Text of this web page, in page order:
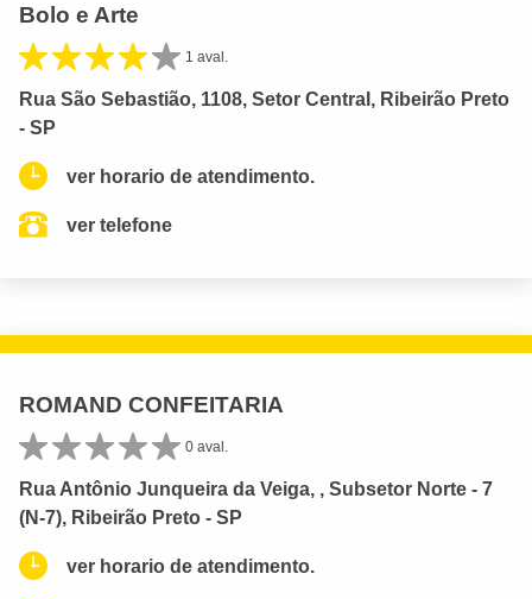
Bolo e Arte
1 aval.
Rua São Sebastião, 1108, Setor Central, Ribeirão Preto
- SP
ver horario de atendimento.
ver telefone
ROMAND CONFEITARIA
0 aval.
Rua Antônio Junqueira da Veiga, , Subsetor Norte - 7
(N-7), Ribeirão Preto - SP
ver horario de atendimento.